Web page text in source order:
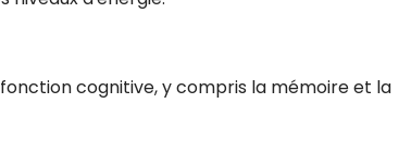
cognitive, y compris la mémoire et la